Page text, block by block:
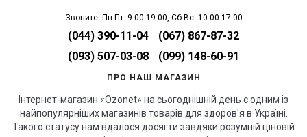
Звоните: Пн-Пт: 9:00-19:00, Сб-Вс: 10:00-17:00
(044) 390-11-04
(067) 867-87-32
(093) 507-03-08
(099) 148-60-91
ПРО НАШ МАГАЗИН
Інтернет-магазин «Ozonet» на сьогоднішній день є одним із
найпопулярніших магазинів товарів для здоров'я в Україні.
Такого статусу нам вдалося досягти завдяки розумній ціновій